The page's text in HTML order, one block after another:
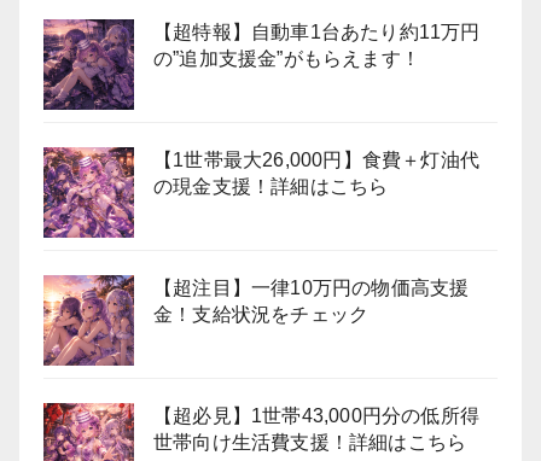
【超特報】自動車1台あたり約11万円
の”追加支援金”がもらえます！
【1世帯最大26,000円】食費＋灯油代
の現金支援！詳細はこちら
【超注目】一律10万円の物価高支援
金！支給状況をチェック
【超必見】1世帯43,000円分の低所得
世帯向け生活費支援！詳細はこちら